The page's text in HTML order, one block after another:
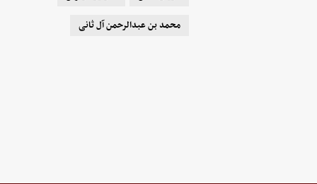
محمد بن عبدالرحمن آل ثانی